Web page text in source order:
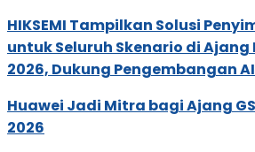
HIKSEMI Tampilkan Solusi
untuk Seluruh Skenario di Ajang
2026, Dukung Pengembangan
Huawei Jadi Mitra bagi Ajang
2026